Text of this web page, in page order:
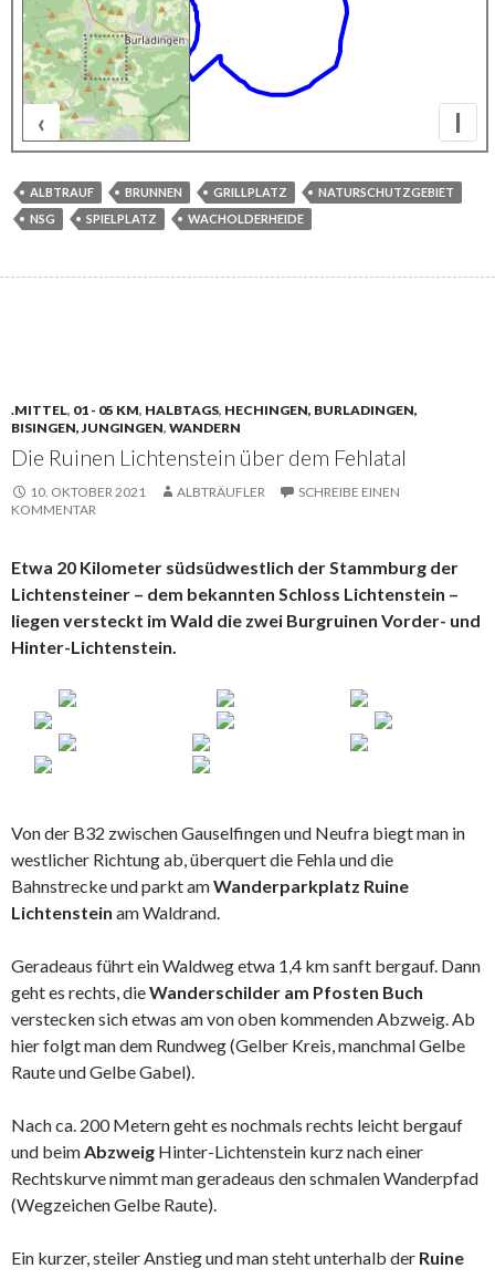
I
500 m
‹
ALBTRAUF BRUNNEN GRILLPLATZ
NATURSCHUTZGEBIET
NSG
SPIELPLATZ WACHOLDERHEIDE
.MITTEL, 01 - 05 KM, HALBTAGS, HECHINGEN, BURLADINGEN,
BISINGEN, JUNGINGEN, WANDERN
Die Ruinen Lichtenstein über dem Fehlatal
10. OKTOBER 2021 ALBTRÄUFLER
SCHREIBE EINEN
KOMMENTAR
Etwa 20 Kilometer südsüdwestlich der Stammburg der
Lichtensteiner – dem bekannten Schloss Lichtenstein –
liegen versteckt im Wald die zwei Burgruinen Vorder- und
Hinter-Lichtenstein.
Von der B32 zwischen Gauselfingen und Neufra biegt man in
westlicher Richtung ab, überquert die Fehla und die
Bahnstreckeund parkt amWanderparkplatz Ruine
Lichtenstein am Waldrand.
Geradeaus führt ein Waldweg etwa 1,4 km sanft bergauf. Dann
geht es rechts, dieWanderschilder am Pfosten Buch
verstecken sich etwas am von oben kommenden Abzweig. Ab
hier folgt man dem Rundweg (Gelber Kreis, manchmal Gelbe
Raute und Gelbe Gabel).
Nach ca. 200 Metern geht es nochmals rechts leicht bergauf
und beimAbzweig Hinter-Lichtenstein kurz nach einer
Rechtskurve nimmt man geradeaus den schmalen Wanderpfad
(Wegzeichen Gelbe Raute).
Ein kurzer, steiler Anstieg und man steht unterhalb der Ruine